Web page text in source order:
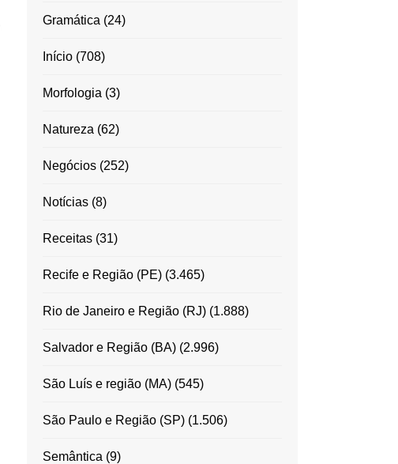
Gramática (24)
Início(708)
Morfologia (3)
Natureza (62)
Negócios(252)
Notícias(8)
Receitas(31)
Recife e Região (PE)(3.465)
Rio de Janeiro e Região (RJ)(1.888)
Salvador e Região (BA)(2.996)
São Luís e região (MA)(545)
São Paulo e Região (SP)(1.506)
Semântica (9)